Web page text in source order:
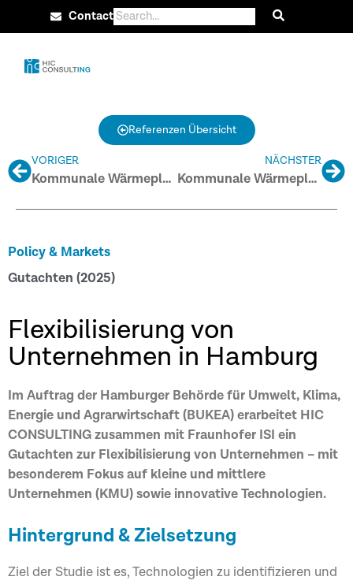
Contact
Referenzen Übersicht
VORIGER
Kommunale Wärmeplanung Hohen Neuendorf
NÄCHSTER
Kommunale Wärmeplanung Klimaschutzregion Altes Land und Horneburg
Policy & Markets
Gutachten (2025)
Flexibilisierung von
Unternehmen in Hamburg
Im Auftrag der Hamburger Behörde für Umwelt, Klima,
Energie und Agrarwirtschaft (BUKEA) erarbeitet HIC
CONSULTING zusammen mit Fraunhofer ISI ein
Gutachten zur Flexibilisierung von Unternehmen – mit
besonderem Fokus auf kleine und mittlere
Unternehmen (KMU) sowie innovative Technologien.
Hintergrund & Zielsetzung
Ziel der Studie ist es, Technologien zu identifizieren und